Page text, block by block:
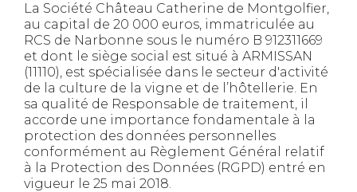
La Société Château Catherine de Montgolfier,
au capital de 20 000 euros, immatriculée au
RCS de Narbonne sous le numéro B 912311669
et dont le siège social est situé à ARMISSAN
(11110), est spécialisée dans le secteur d'activité
de la culture de la vigne et de l’hôtellerie. En
sa qualité de Responsable de traitement, il
accorde une importance fondamentale à la
protection des données personnelles
conformément au Règlement Général relatif
à la Protection des Données (RGPD) entré en
vigueur le 25 mai 2018.